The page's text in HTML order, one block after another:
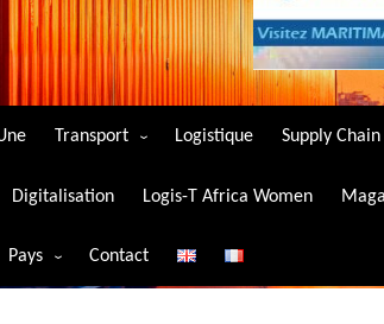
Transport
Transport aérien
Transport ferroviaire
Logistique Supply Chain
Digitalisation Logis-T Africa Women
Pays Contact